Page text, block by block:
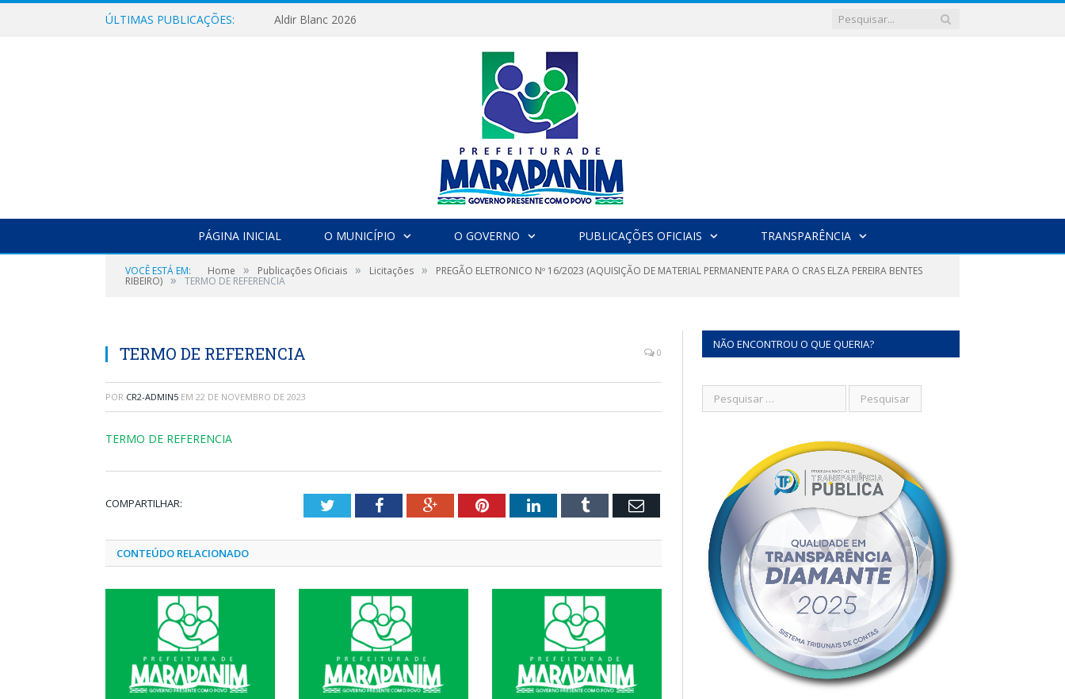
ÚLTIMAS PUBLICAÇÕES: Aldir Blanc 2026
PÁGINA INICIAL O MUNICÍPIO O GOVERNO PUBLICAÇÕES OFICIAIS TRANSPARÊNCIA
VOCÊ ESTÁ EM: Home » Publicações Oficiais » Licitações » PREGÃO ELETRONICO Nº 16/2023 (AQUISIÇÃO DE MATERIAL PERMANENTE PARA O CRAS ELZA PEREIRA BENTES
RIBEIRO) » TERMO DE REFERENCIA
TERMO DE REFERENCIA 0
POR CR2-ADMIN5 EM 22 DE NOVEMBRO DE 2023
TERMO DE REFERENCIA
COMPARTILHAR: TwitterFacebookGoogle+PinterestLinkedInTumblr Email
CONTEÚDO RELACIONADO
NÃO ENCONTROU O QUE QUERIA?